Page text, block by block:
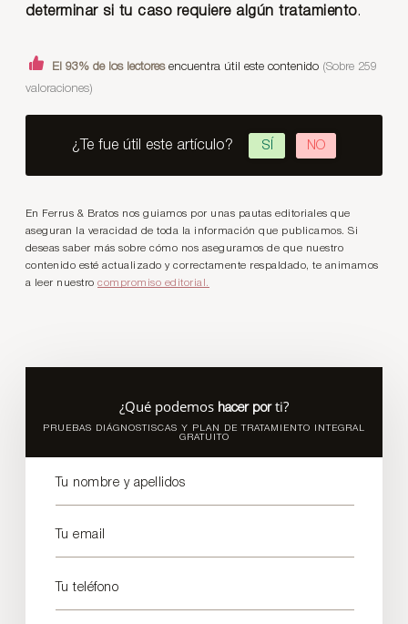
determinar si tu caso requiere algún tratamiento.
El 93% de los lectoresencuentra útil este contenido (Sobre 259
valoraciones)
¿Te fue útil este artículo? SÍ NO
En Ferrus & Bratos nos guiamos por unas pautas editoriales que
aseguran la veracidad de toda la información que publicamos. Si
deseas saber más sobre cómo nos aseguramos de que nuestro
contenido esté actualizado y correctamente respaldado, te animamos
a leer nuestrocompromiso editorial.
¿Qué podemos hacer porti?
PRUEBAS DIÁGNOSTISCAS Y PLAN DE TRATAMIENTO INTEGRAL
GRATUITO
Tu nombre y apellidos
Tu email
Tu teléfono